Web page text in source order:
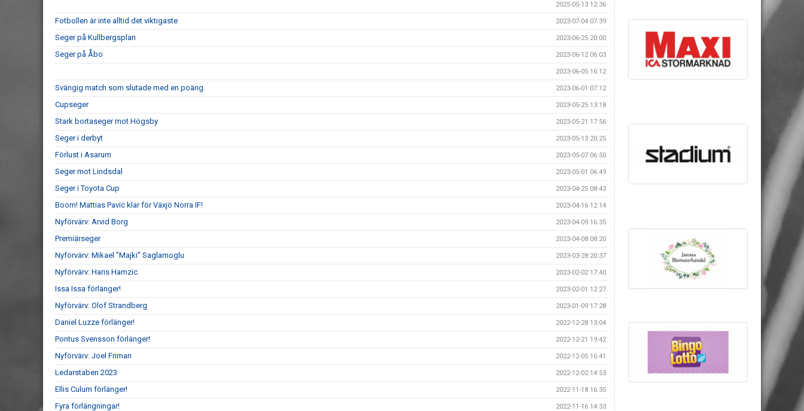
2025-05-13 12:36
Fotbollen är inte alltid det viktigaste 2023-07-04 07:39
Seger på Kullbergsplan 2023-06-25 20:00
Seger på Åbo 2023-06-12 06:03
2023-06-05 16:12
Svängig match som slutade med en poäng. 2023-06-01 07:12
Cupseger 2023-05-25 13:18
Stark bortaseger mot Högsby 2023-05-21 17:56
Seger i derbyt 2023-05-13 20:25
Förlust i Asarum 2023-05-07 06:50
Seger mot Lindsdal 2023-05-01 06:49
Seger i Toyota Cup 2023-04-25 08:43
Boom! Mattias Pavic klar för Växjö Norra IF! 2023-04-16 12:14
Nyförvärv: Arvid Borg 2023-04-09 16:35
Premiärseger 2023-04-08 08:20
Nyförvärv: Mikael ”Majki” Saglamoglu 2023-03-28 20:37
Nyförvärv: Haris Hamzic 2023-02-02 17:40
Issa Issa förlänger! 2023-02-01 12:27
Nyförvärv: Olof Strandberg 2023-01-09 17:28
Daniel Luzze förlänger! 2022-12-28 13:04
Pontus Svensson förlänger! 2022-12-21 19:42
Nyförvärv: Joel Friman 2022-12-05 16:41
Ledarstaben 2023 2022-12-02 14:53
Ellis Culum förlänger! 2022-11-18 16:35
Fyra förlängningar! 2022-11-16 14:33